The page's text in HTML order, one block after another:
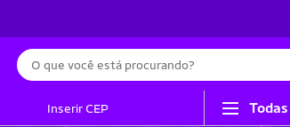
Busca
Inserir CEP